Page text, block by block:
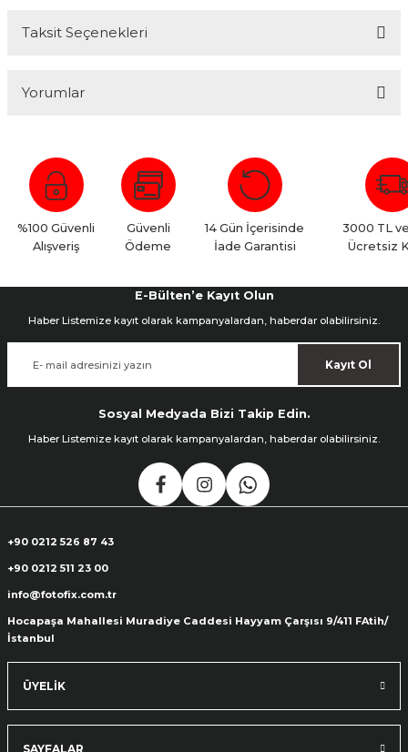
Taksit Seçenekleri
Yorumlar
Bu ürüne ilk yorumu siz yapın!
Yorum Yaz
%100 Güvenli
Alışveriş
Güvenli
Ödeme
14 Gün İçerisinde
İade Garantisi
3000 TL
Ücretsiz
E-Bülten’e Kayıt Olun
Haber Listemize kayıt olarak kampanyalardan, haberdar olabilirsiniz.
Kayıt Ol
Sosyal Medyada Bizi Takip Edin.
Haber Listemize kayıt olarak kampanyalardan, haberdar olabilirsiniz.
+90 0212 526 87 43
+90 0212 511 23 00
info@fotofix.com.tr
Hocapaşa Mahallesi Muradiye Caddesi Hayyam Çarşısı 9/411 FAtih/
İstanbul
ÜYELİK
SAYFALAR